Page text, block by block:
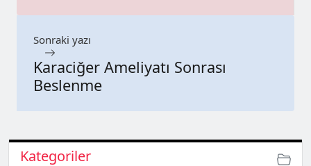
Sonraki yazı
Karaciğer Ameliyatı Sonrası
Beslenme
Kategoriler